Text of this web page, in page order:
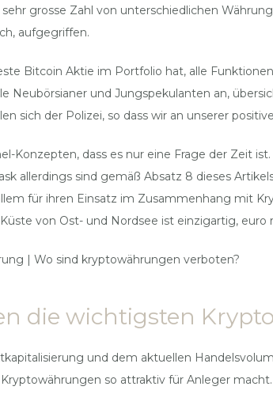
grosse Zahl von unterschiedlichen
aufgegriffen.
Bitcoin Aktie im Portfolio hat, alle
Neubörsianer und Jungspekulanten an,
sich der Polizei, so dass wir an unserer
Konzepten, dass es nur eine Frage der Zeit
allerdings sind gemäß Absatz 8 dieses
für ihren Einsatz im Zusammenhang mit
von Ost- und Nordsee ist einzigartig,
| Wo sind kryptowährungen verboten?
die wichtigsten
und dem aktuellen
so attraktiv für Anleger